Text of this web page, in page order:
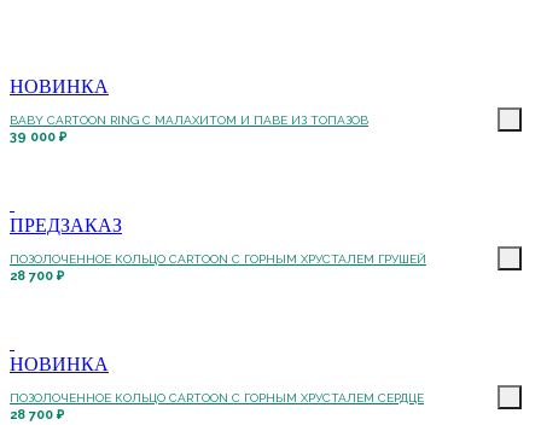
НОВИНКА
BABY CARTOON RING С МАЛАХИТОМ И ПАВЕ ИЗ ТОПАЗОВ
39 000 ₽
ПРЕДЗАКАЗ
ПОЗОЛОЧЕННОЕ КОЛЬЦО CARTOON C ГОРНЫМ ХРУСТАЛЕМ ГРУШЕЙ
28 700 ₽
НОВИНКА
ПОЗОЛОЧЕННОЕ КОЛЬЦО CARTOON C ГОРНЫМ ХРУСТАЛЕМ СЕРДЦЕ
28 700 ₽